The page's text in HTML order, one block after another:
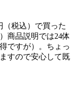
（税込）で買った
商品説明では24体
ですが）。ちょっ
すので安心して既